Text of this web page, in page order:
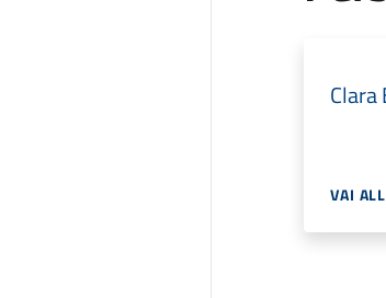
Clara
VAI